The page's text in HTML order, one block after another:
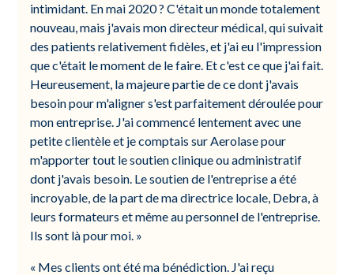
intimidant. En mai 2020 ? C'était un monde totalement
nouveau, mais j'avais mon directeur médical, qui suivait
des patients relativement fidèles, et j'ai eu l'impression
que c'était le moment de le faire. Et c'est ce que j'ai fait.
Heureusement, la majeure partie de ce dont j'avais
besoin pour m'aligner s'est parfaitement déroulée pour
mon entreprise. J'ai commencé lentement avec une
petite clientèle et je comptais sur Aerolase pour
m'apporter tout le soutien clinique ou administratif
dont j'avais besoin. Le soutien de l'entreprise a été
incroyable, de la part de ma directrice locale, Debra, à
leurs formateurs et même au personnel de l'entreprise.
Ils sont là pour moi. »
« Mes clients ont été ma bénédiction. J'ai reçu